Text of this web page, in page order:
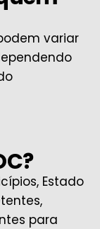
variar
Estado
para